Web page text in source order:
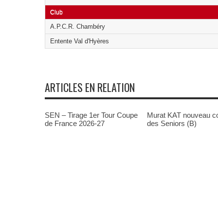
Club
A.P.C.R. Chambéry
Entente Val d'Hyères
ARTICLES EN RELATION
SEN – Tirage 1er Tour Coupe
de France 2026-27
Murat KAT nouveau
des Seniors (B)